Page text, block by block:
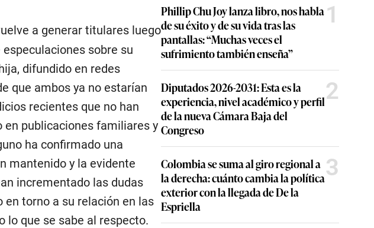
a generar titulares luego
sobre su
difundido en redes
que ambos ya no estarían
recientes que no han
en publicaciones familiares y
ha confirmado una
mantenido y la evidente
incrementado las dudas
torno a su relación en las
lo que se sabe al respecto.
Phillip Chu Joy lanza libro, nos habla
de su éxito y de su vida tras las
pantallas: “Muchas veces el
sufrimiento también enseña”
1
Diputados 2026-2031: Esta es la
experiencia, nivel académico y perfil
de la nueva Cámara Baja del
Congreso
2
Colombia se suma al giro regional a
la derecha: cuánto cambia la política
exterior con la llegada de De la
Espriella
3